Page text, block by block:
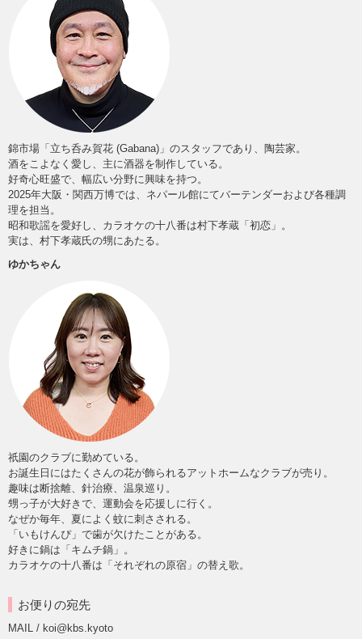
錦市場「立ち呑み賀花 (Gabana)」のスタッフであり、陶芸家。
酒をこよなく愛し、主に酒器を制作している。
好奇心旺盛で、幅広い分野に興味を持つ。
2025年大阪・関西万博では、ネパール館にてバーテンダーおよび各種調
理を担当。
昭和歌謡を愛好し、カラオケの十八番は村下孝蔵「初恋」。
実は、村下孝蔵氏の甥にあたる。
ゆかちゃん
祇園のクラブに勤めている。
お誕生日にはたくさんの花が飾られるアットホームなクラブが売り。
趣味は断捨離、針治療、温泉巡り。
甥っ子が大好きで、運動会を応援しに行く。
なぜか毎年、夏によく蚊に刺さされる。
「いもけんぴ」で歯が欠けたことがある。
好きに鍋は「キムチ鍋」。
カラオケの十八番は「それぞれの原宿」の替え歌。
お便りの宛先
MAIL / koi@kbs.kyoto